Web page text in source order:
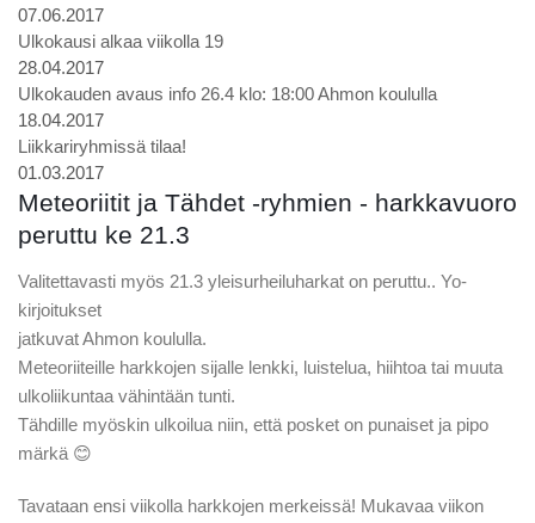
07.06.2017
Ulkokausi alkaa viikolla 19
28.04.2017
Ulkokauden avaus info 26.4 klo: 18:00 Ahmon koululla
18.04.2017
Liikkariryhmissä tilaa!
01.03.2017
Meteoriitit ja Tähdet -ryhmien - harkkavuoro
peruttu ke 21.3
Valitettavasti myös 21.3 yleisurheiluharkat on peruttu.. Yo-
kirjoitukset
jatkuvat Ahmon koululla.
Meteoriiteille harkkojen sijalle lenkki, luistelua, hiihtoa tai muuta
ulkoliikuntaa vähintään tunti.
Tähdille myöskin ulkoilua niin, että posket on punaiset ja pipo
märkä 😊
Tavataan ensi viikolla harkkojen merkeissä! Mukavaa viikon